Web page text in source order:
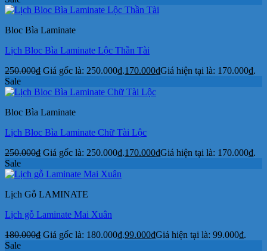
Bloc Bìa Laminate
Lịch Bloc Bìa Laminate Lộc Thần Tài
250.000₫ Giá gốc là: 250.000₫.170.000₫Giá hiện tại là: 170.000₫.
Sale
Bloc Bìa Laminate
Lịch Bloc Bìa Laminate Chữ Tài Lộc
250.000₫ Giá gốc là: 250.000₫.170.000₫Giá hiện tại là: 170.000₫.
Sale
Lịch Gỗ LAMINATE
Lịch gỗ Laminate Mai Xuân
180.000₫ Giá gốc là: 180.000₫.99.000₫Giá hiện tại là: 99.000₫.
Sale